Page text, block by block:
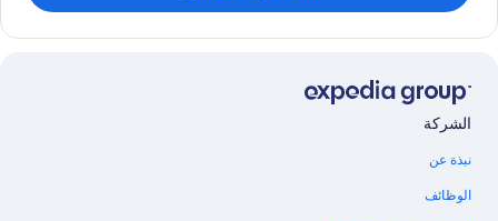
الشركة
نبذة عن
الوظائف